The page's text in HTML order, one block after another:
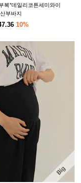
복*데일리코튼세미와이
부바지
10%